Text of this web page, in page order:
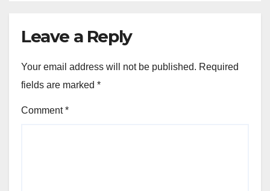
Leave a Reply
Your email address will not be published. Required
fields are marked *
Comment*